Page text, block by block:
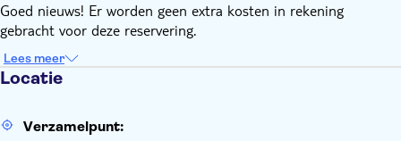
Goed nieuws! Er worden geen extra kosten in rekening
gebracht voor deze reservering.
Lees meer
Locatie
Verzamelpunt: